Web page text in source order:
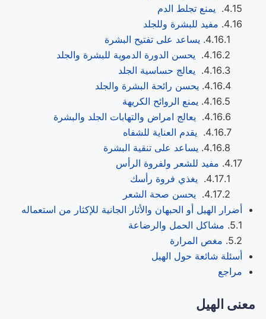
يمنع تجلط الدم
مفيد للبشرة وللجلد
يساعد على تفتيح البشرة
يحسن الدورة الدموية للبشرة والجلد
يعالج حساسية الجلد
يحسن رائحة البشرة والجلد
يمنع الروائح الكريهة
يعالج امراض والتهابات الجلد والبشرة
يقدم العناية للشفاه
يساعد على تنقية البشرة
مفيد للشعر ولفروة الرأس
يغذي فروة رأسك
يحسن صحة الشعر
أضرار الهيل أو الحبهان والأثار الجانية للإكثار من استعماله
مشاكل الحمل والرضاعة
مغص المرارة
أسئلة شائعة حول الهيل
مراجع
معنى الهيل